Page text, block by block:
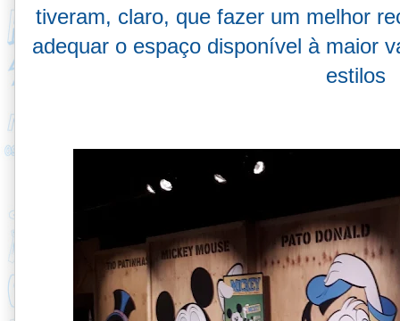
tiveram, claro, que fazer um melhor
adequar o espaço disponível à maior
estilos